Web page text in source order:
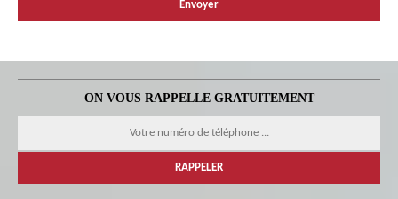
ON VOUS RAPPELLE GRATUITEMENT